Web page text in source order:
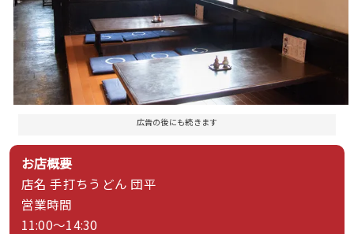
広告の後にも続きます
お店概要
店名 手打ちうどん 団平
営業時間
11:00～14:30